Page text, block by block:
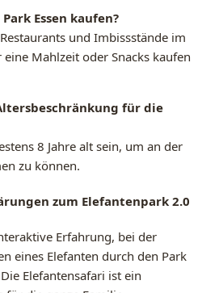
Essen kaufen?
und Imbissstände im
Mahlzeit oder Snacks kaufen
für die
8 Jahre alt sein, um an der
zu können.
zum Elefantenpark 2.0
Erfahrung, bei der
eines Elefanten durch den Park
Elefantensafari ist ein